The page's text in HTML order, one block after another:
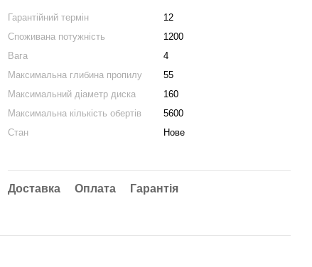
Гарантійний термін
12
Споживана потужність
1200
Вага
4
Максимальна глибина пропилу
55
Максимальний діаметр диска
160
Максимальна кількість обертів
5600
Стан
Нове
Доставка Оплата Гарантія